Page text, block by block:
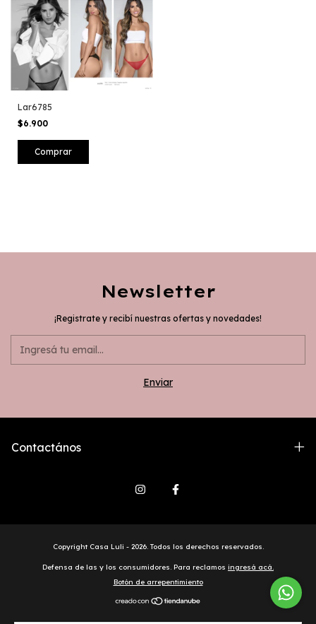
Lar6785
$6.900
Newsletter
¡Registrate y recibí nuestras ofertas y novedades!
Contactános
Copyright Casa Luli - 2026. Todos los derechos reservados.
Defensa de las y los consumidores. Para reclamos ingresá acá.
Botón de arrepentimiento